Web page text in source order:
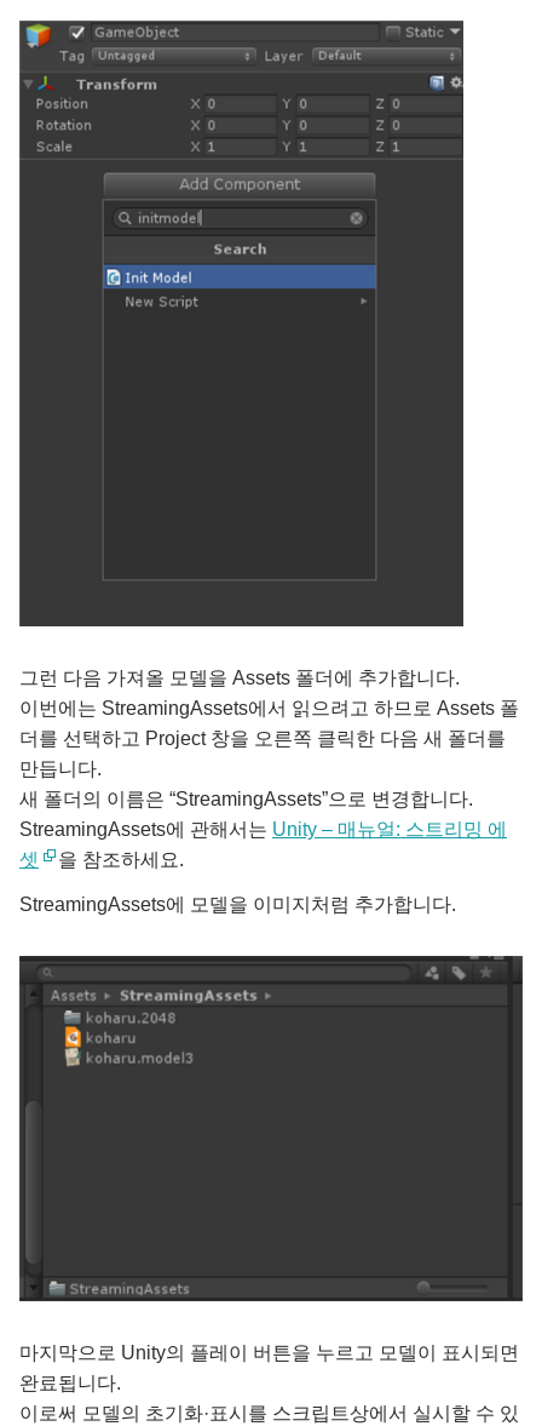
그런 다음 가져올 모델을 Assets 폴더에 추가합니다.
이번에는 StreamingAssets에서 읽으려고 하므로 Assets 폴
더를 선택하고 Project 창을 오른쪽 클릭한 다음 새 폴더를
만듭니다.
새 폴더의 이름은 “StreamingAssets”으로 변경합니다.
StreamingAssets에 관해서는 Unity – 매뉴얼: 스트리밍 에
셋
을 참조하세요.
StreamingAssets에 모델을 이미지처럼 추가합니다.
마지막으로 Unity의 플레이 버튼을 누르고 모델이 표시되면
완료됩니다.
이로써 모델의 초기화·표시를 스크립트상에서 실시할 수 있